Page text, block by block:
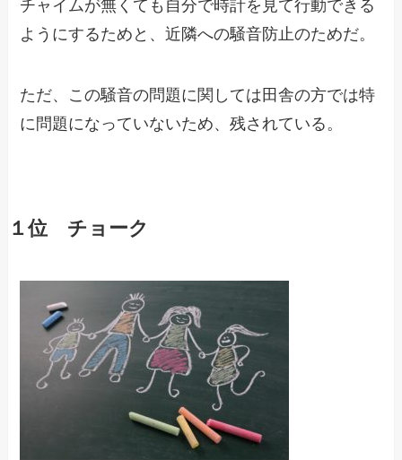
チャイムが無くても自分で時計を見て行動できる
ようにするためと、近隣への騒音防止のためだ。
ただ、この騒音の問題に関しては田舎の方では特
に問題になっていないため、残されている。
１位 チョーク